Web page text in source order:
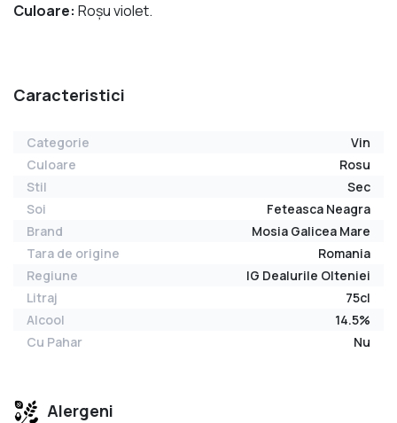
Culoare: Roşu violet.
Caracteristici
Categorie
Vin
Culoare
Rosu
Stil
Sec
Soi
Feteasca Neagra
Brand
Mosia Galicea Mare
Tara de origine
Romania
Regiune
IG Dealurile Olteniei
Litraj
75cl
Alcool
14.5%
Cu Pahar
Nu
Alergeni